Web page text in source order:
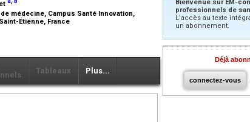
médecine, Campus Santé Innovation,
Étienne, France
Tableaux Plus...
Bienvenue sur EM-
professionnels de
L’accès au texte
un abonnement.
Déjà
connectez-vous